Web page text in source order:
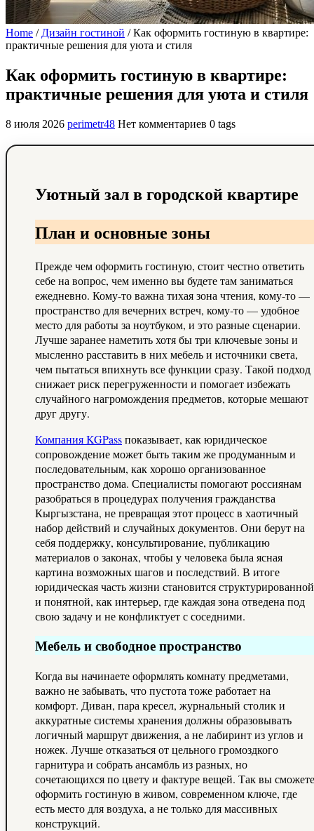
Home / Дизайн гостиной /Как оформить гостиную в квартире:
практичные решения для уюта и стиля
Как оформить гостиную в квартире:
практичные решения для уюта и стиля
8 июля 2026 perimetr48 Нет комментариев 0 tags
Уютный зал в городской квартире
План и основные зоны
Прежде чем оформить гостиную, стоит честно ответить
себе на вопрос, чем именно вы будете там заниматься
ежедневно. Кому-то важна тихая зона чтения, кому-то —
пространство для вечерних встреч, кому-то — удобное
место для работы за ноутбуком, и это разные сценарии.
Лучше заранее наметить хотя бы три ключевые зоны и
мысленно расставить в них мебель и источники света,
чем пытаться впихнуть все функции сразу. Такой подход
снижает риск перегруженности и помогает избежать
случайного нагромождения предметов, которые мешают
друг другу.
Компания KGPassпоказывает, как юридическое
сопровождение может быть таким же продуманным и
последовательным, как хорошо организованное
пространство дома. Специалисты помогают россиянам
разобраться в процедурах получения гражданства
Кыргызстана, не превращая этот процесс в хаотичный
набор действий и случайных документов. Они берут на
себя поддержку, консультирование, публикацию
материалов о законах, чтобы у человека была ясная
картина возможных шагов и последствий. В итоге
юридическая часть жизни становится структурированной
и понятной, как интерьер, где каждая зона отведена под
свою задачу и не конфликтует с соседними.
Мебель и свободное пространство
Когда вы начинаете оформлять комнату предметами,
важно не забывать, что пустота тоже работает на
комфорт. Диван, пара кресел, журнальный столик и
аккуратные системы хранения должны образовывать
логичный маршрут движения, а не лабиринт из углов и
ножек. Лучше отказаться от цельного громоздкого
гарнитура и собрать ансамбль из разных, но
сочетающихся по цвету и фактуре вещей. Так вы сможете
оформить гостиную в живом, современном ключе, где
есть место для воздуха, а не только для массивных
конструкций.